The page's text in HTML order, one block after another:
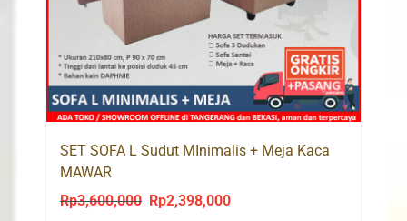
SET SOFA L Sudut MInimalis + Meja Kaca
MAWAR
Rp3,600,000
Original
Rp2,398,000Current